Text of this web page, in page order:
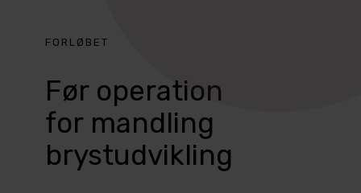
FORLØBET
Før operation
for mandling
brystudvikling